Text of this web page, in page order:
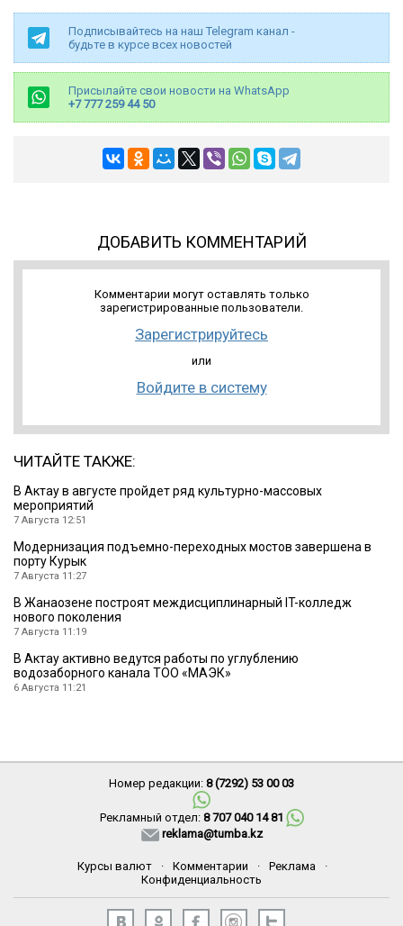
Подписывайтесь на наш Telegram канал -
будьте в курсе всех новостей
Присылайте свои новости на WhatsApp
+7 777 259 44 50
ДОБАВИТЬ КОММЕНТАРИЙ
Комментарии могут оставлять только
зарегистрированные пользователи.
Зарегистрируйтесь
или
Войдите в систему
ЧИТАЙТЕ ТАКЖЕ:
В Актау в августе пройдет ряд культурно-массовых
мероприятий
7 Августа 12:51
Модернизация подъемно-переходных мостов завершена в
порту Курык
7 Августа 11:27
В Жанаозене построят междисциплинарный IT-колледж
нового поколения
7 Августа 11:19
В Актау активно ведутся работы по углублению
водозаборного канала ТОО «МАЭК»
6 Августа 11:21
Номер редакции: 8 (7292) 53 00 03
Рекламный отдел: 8 707 040 14 81
reklama@tumba.kz
Курсы валют · Комментарии · Реклама
·
Конфиденциальность